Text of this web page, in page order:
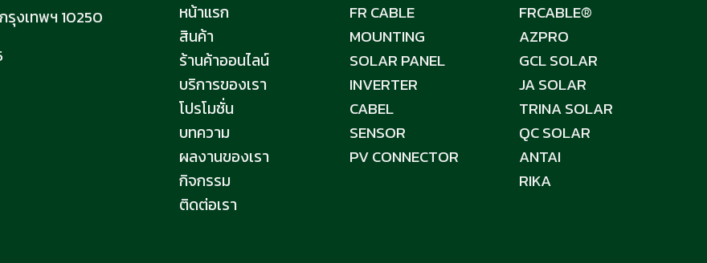
รุงเทพฯ 10250
หน้าแรก
สินค้า
ร้านค้าออนไลน์
บริการของเรา
โปรโมชั่น
บทความ
ผลงานของเรา
กิจกรรม
ติดต่อเรา
FR CABLE
MOUNTING
SOLAR PANEL
INVERTER
CABEL
SENSOR
PV CONNECTOR
FRCABLE®
AZPRO
GCL SOLAR
JA SOLAR
TRINA SOLAR
QC SOLAR
ANTAI
RIKA